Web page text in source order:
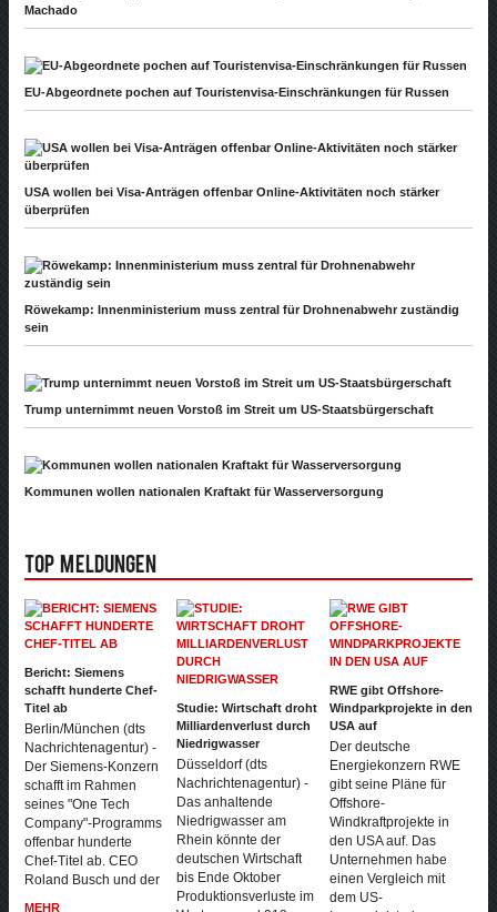
Machado
EU-Abgeordnete pochen auf Touristenvisa-Einschränkungen für Russen
USA wollen bei Visa-Anträgen offenbar Online-Aktivitäten noch stärker
überprüfen
Röwekamp: Innenministerium muss zentral für Drohnenabwehr zuständig
sein
Trump unternimmt neuen Vorstoß im Streit um US-Staatsbürgerschaft
Kommunen wollen nationalen Kraftakt für Wasserversorgung
Top Meldungen
Bericht: Siemens
schafft hunderte Chef-
Titel ab
Berlin/München (dts
Nachrichtenagentur) -
Der Siemens-Konzern
schafft im Rahmen
seines "One Tech
Company"-Programms
offenbar hunderte
Chef-Titel ab. CEO
Roland Busch und der
MEHR
Studie: Wirtschaft droht
Milliardenverlust durch
Niedrigwasser
Düsseldorf (dts
Nachrichtenagentur) -
Das anhaltende
Niedrigwasser am
Rhein könnte der
deutschen Wirtschaft
bis Ende Oktober
Produktionsverluste im
RWE gibt Offshore-
Windparkprojekte in den
USA auf
Der deutsche
Energiekonzern RWE
gibt seine Pläne für
Offshore-
Windkraftprojekte in
den USA auf. Das
Unternehmen habe
einen Vergleich mit
dem US-